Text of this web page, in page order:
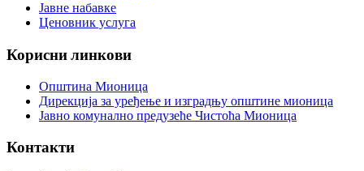
Јавне набавке
Ценовник услуга
Корисни линкови
Општина Мионица
Дирекција за уређење и изградњу општине мионица
Јавно комунално предузеће Чистоћа Мионица
Контакти